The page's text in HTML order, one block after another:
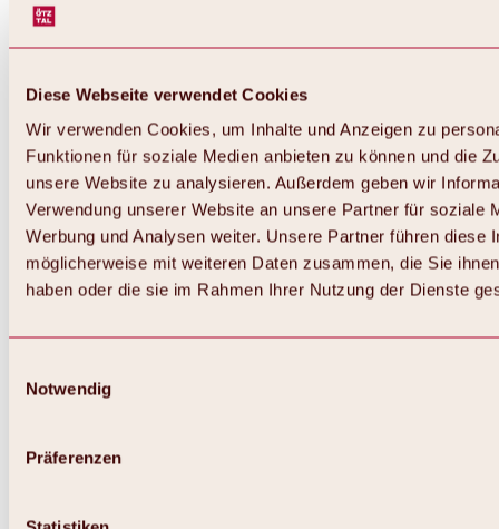
Diese Webseite verwendet Cookies
Wir verwenden Cookies, um Inhalte und Anzeigen zu
Funktionen für soziale Medien anbieten zu können und die
unsere Website zu analysieren. Außerdem geben wir
Verwendung unserer Website an unsere Partner für soziale
Werbung und Analysen weiter. Unsere Partner führen diese
möglicherweise mit weiteren Daten zusammen, die Sie
haben oder die sie im Rahmen Ihrer Nutzung der Dienste
Notwendig
Präferenzen